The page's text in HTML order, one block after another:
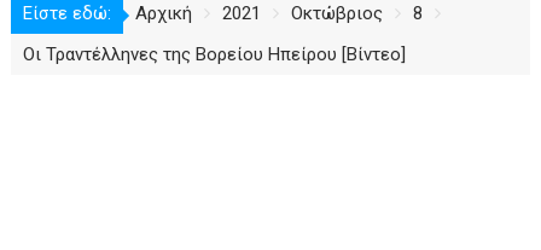
Είστε εδώ: Αρχική 2021 Οκτώβριος
8
Οι Τραντέλληνες της Βορείου Ηπείρου [Βίντεο]